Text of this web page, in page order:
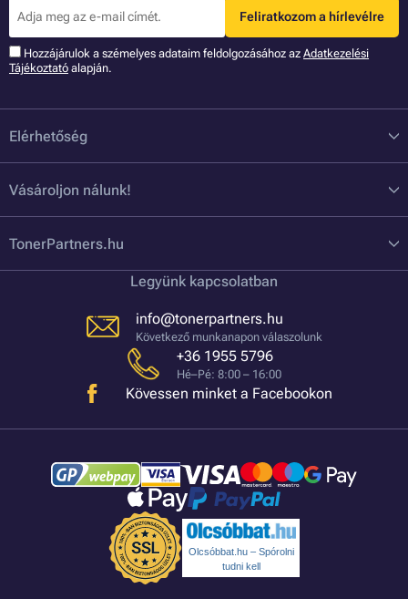
Feliratkozom a hírlevélre
Hozzájárulok a szémelyes adataim feldolgozásához az Adatkezelési
Tájékoztató alapján.
Elérhetőség
Vásároljon nálunk!
TonerPartners.hu
Legyünk kapcsolatban
info@tonerpartners.hu
Következő munkanapon válaszolunk
+36 1955 5796
Hé–Pé: 8:00 – 16:00
Kövessen minket a Facebookon
Olcsóbbat.hu – Spórolni
tudni kell